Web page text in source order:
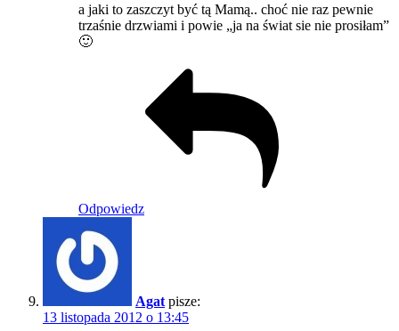
a jaki to zaszczyt być tą Mamą.. choć nie raz pewnie
trzaśnie drzwiami i powie „ja na świat sie nie prosiłam”
🙂
Odpowiedz
Agat pisze:
13 listopada 2012 o 13:45